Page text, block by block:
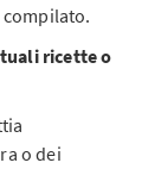
ricette o
o dei